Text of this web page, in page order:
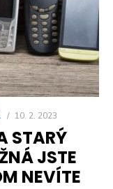
/ 10. 2. 2023
STARÝ
JSTE
NEVÍTE